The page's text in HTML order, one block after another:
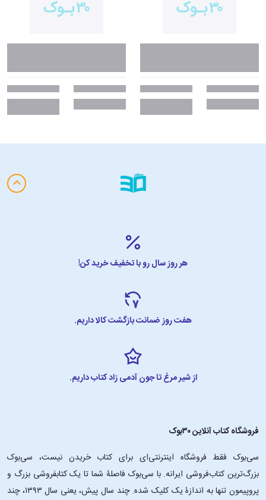
نظامی گرفته تا روزنامه‌نگارها را از دید شخصیت اصلی به شما نشان می‌دهد
تصویری جامع از کل جامعهٔ فیلیپین ایجاد کرده است.
طبقاتی، فساد، امتیاز و ریا در جامعهٔ فیلیپین انتقاد کرده است و نشان می‌دهد
چگونه فاجعه‌ای طبیعی می‌تواند سلسله مراتب اجتماعی را از بین بُرده و
برابری اساسی انسان را آشکار می‌کند.
• رمانی عمیق و فلسفی:بقای گاگامبا، خواننده را به تأمل در مورد تصادفی
جوابِ پرسش‌های عمیق فلسفی برود. رمان در نهایت در مورد معنای زندگی به
زلزله به عنوان مداخلهٔ الهی در این کتاب عمل کرده
است؛ فساد اخلاقی را پاکسازی می‌کند در حالی‌که افراد فروتن و سخاوتمند
از زمان انتشار «گرگ و میش» در سال ۱۹۹۱، این اثر جایزهٔ مستقلی دریافت
جوایز بسیاری بُرده است. همچنین منتقدان و خوانندگان در تحلیل‌های خود
کتاب را یکی از آثار برجستهٔ این نویسنده دانستند.
این کتاب مناسب چه کسانی است؟
اگر به مطالعهٔ رمان‌های ساده اما عمیق و فلسفی علاقه دارید که نابرابری
اجتماعی، پیچیدگی اخلاقی و شرایط انسانی را از طریق شخصیت‌های
کرده است. «گرگ و میش» کتابی کوتاه است که مطالعه‌اش نیز زمان زیادی از
چرا رمان «گرگ و میش» را بخوانیم؟
هر روز سال رو با تخفیف خرید کن!
هفت روز ضمانت بازگشت کالا داریم.
از شیر مرغ تا جون آدمی زاد کتاب داریم.
فروشگاه کتاب آنلاین ۳۰بوک
سی‌بوک فقط فروشگاه اینترنتی‌ای برای کتاب خریدن نیست، سی‌بوک
بزرگ‌ترین کتاب‌فروشی ایرانه. با سی‌بوک فاصلۀ شما تا یک کتابفروشی بزرگ و
پروپیمون تنها به اندازۀ یک کلیک شده. چند سال پیش، یعنی سال ۱۳۹۳، چند